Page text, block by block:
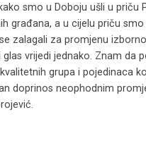
smo u Doboju ušli u priču
građana, a u cijelu priču smo
zalagali za promjenu
glas vrijedi jednako. Znam da
grupa i pojedinaca
doprinos neophodnim